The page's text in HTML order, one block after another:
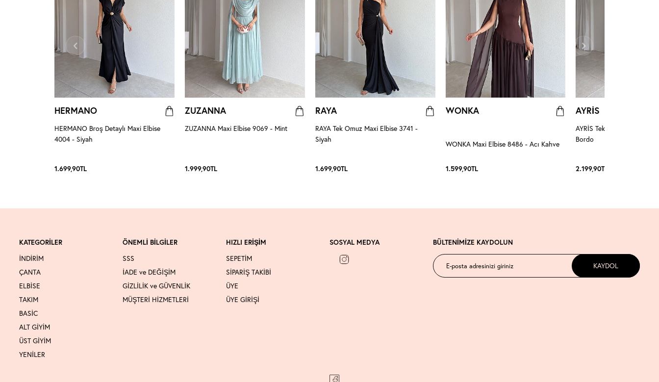
HERMANO
HERMANO Broş Detaylı Maxi Elbise
4004 - Siyah
1.699,90TL
ZUZANNA
ZUZANNA Maxi Elbise 9069 - Mint
1.999,90TL
RAYA
RAYA Tek Omuz Maxi Elbise 3741 -
Siyah
1.699,90TL
WONKA
WONKA Maxi Elbise 8486 - Acı Kahve
1.599,90TL
AYRİS
AYRİS Tek Omuz Maxi
Bordo
2.199,90TL
KATEGORİLER
İNDİRİM
ÇANTA
ELBİSE
TAKIM
BASİC
ALT GİYİM
ÜST GİYİM
YENİLER
ÖNEMLİ BİLGİLER
SSS
İADE ve DEĞİŞİM
GİZLİLİK ve GÜVENLİK
MÜŞTERİ HİZMETLERİ
HIZLI ERİŞİM
SEPETİM
SİPARİŞ TAKİBİ
ÜYE
ÜYE GİRİŞİ
SOSYAL MEDYA BÜLTENİMİZE KAYDOLUN
KAYDOL